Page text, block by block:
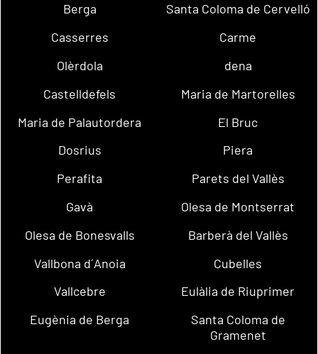
Berga
Santa Coloma de Cervelló
Casserres
Carme
Olèrdola
dena
Castelldefels
Maria de Martorelles
Maria de Palautordera
El Bruc
Dosrius
Piera
Perafita
Parets del Vallès
Gavà
Olesa de Montserrat
Olesa de Bonesvalls
Barberà del Vallès
Vallbona d´Anoia
Cubelles
Vallcebre
Eulàlia de Riuprimer
Eugènia de Berga
Santa Coloma de
Gramenet